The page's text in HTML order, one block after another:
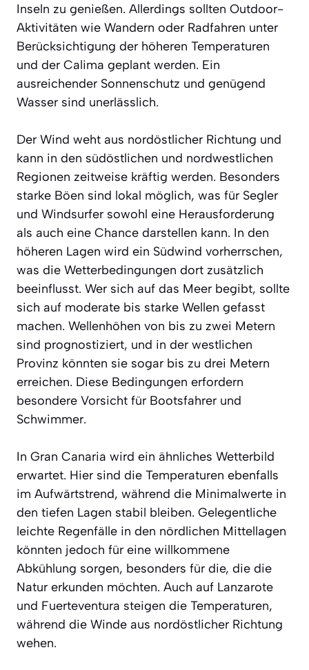
Inseln zu genießen. Allerdings sollten Outdoor-
Aktivitäten wie Wandern oder Radfahren unter
Berücksichtigung der höheren Temperaturen
und der Calima geplant werden. Ein
ausreichender Sonnenschutz und genügend
Wasser sind unerlässlich.
Der Wind weht aus nordöstlicher Richtung und
kann in den südöstlichen und nordwestlichen
Regionen zeitweise kräftig werden. Besonders
starke Böen sind lokal möglich, was für Segler
und Windsurfer sowohl eine Herausforderung
als auch eine Chance darstellen kann. In den
höheren Lagen wird ein Südwind vorherrschen,
was die Wetterbedingungen dort zusätzlich
beeinflusst. Wer sich auf das Meer begibt, sollte
sich auf moderate bis starke Wellen gefasst
machen. Wellenhöhen von bis zu zwei Metern
sind prognostiziert, und in der westlichen
Provinz könnten sie sogar bis zu drei Metern
erreichen. Diese Bedingungen erfordern
besondere Vorsicht für Bootsfahrer und
Schwimmer.
In Gran Canaria wird ein ähnliches Wetterbild
erwartet. Hier sind die Temperaturen ebenfalls
im Aufwärtstrend, während die Minimalwerte in
den tiefen Lagen stabil bleiben. Gelegentliche
leichte Regenfälle in den nördlichen Mittellagen
könnten jedoch für eine willkommene
Abkühlung sorgen, besonders für die, die die
Natur erkunden möchten. Auch auf Lanzarote
und Fuerteventura steigen die Temperaturen,
während die Winde aus nordöstlicher Richtung
wehen.